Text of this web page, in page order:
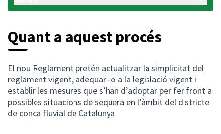
Quant a aquest procés
El nou Reglament pretén actualitzar la simplicitat del
reglament vigent, adequar-lo a la legislació vigent i
establir les mesures que s’han d’adoptar per fer front a
possibles situacions de sequera en l’àmbit del districte
de conca fluvial de Catalunya